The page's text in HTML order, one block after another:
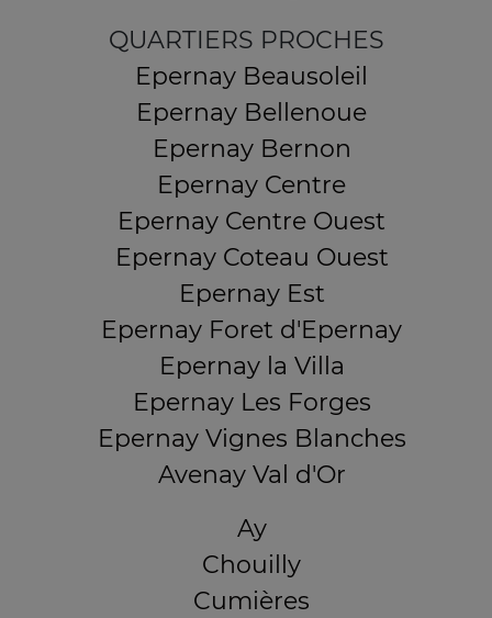
QUARTIERS PROCHES
Epernay Beausoleil
Epernay Bellenoue
Epernay Bernon
Epernay Centre
Epernay Centre Ouest
Epernay Coteau Ouest
Epernay Est
Epernay Foret d'Epernay
Epernay la Villa
Epernay Les Forges
Epernay Vignes Blanches
Avenay Val d'Or
Ay
Chouilly
Cumières